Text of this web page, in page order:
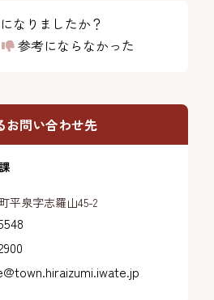
なりましたか？
参考にならなかった
お問い合わせ先
平泉字志羅山45-2